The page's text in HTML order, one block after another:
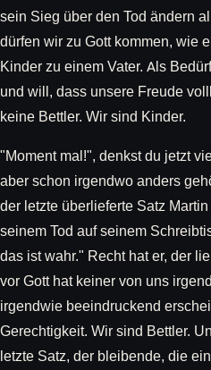
sein Sieg über den Tod ändern
dürfen wir zu Gott kommen, wie
Kinder zu einem Vater. Als
und will, dass unsere Freude
keine Bettler. Wir sind Kinder.
"Moment mal!", denkst du jetzt
aber schon irgendwo anders
der letzte überlieferte Satz
seinem Tod auf seinem
das ist wahr." Recht hat er, der
vor Gott hat keiner von uns
irgendwie beeindruckend
Gerechtigkeit. Wir sind Bettler.
letzte Satz, der bleibende, die